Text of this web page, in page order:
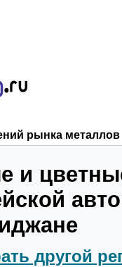
рынка металлов
и
другой